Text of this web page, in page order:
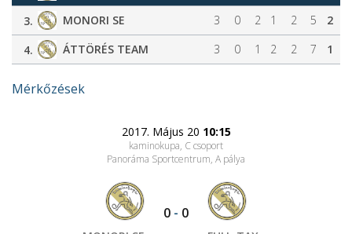
3.
MONORI SE 3 0 2 1 2 5
2
4.
ÁTTÖRÉS TEAM 3 0 1 2 2 7 1
Mérkőzések
2017. Május 20 10:15
kaminokupa, C csoport
Panoráma Sportcentrum, A pálya
0 - 0